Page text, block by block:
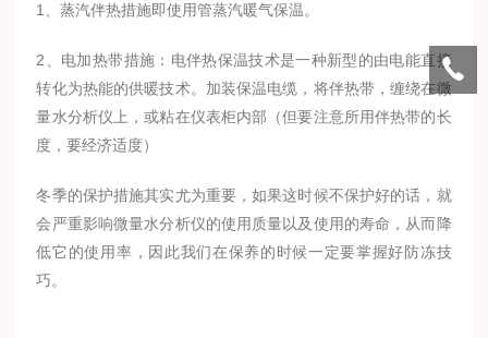
1、蒸汽伴热措施即使用管蒸汽暖气保温。
2、电加热带措施：电伴热保温技术是一种新型的由电能直接
转化为热能的供暖技术。加装保温电缆，将伴热带，缠绕在微
量水分析仪上，或粘在仪表柜内部（但要注意所用伴热带的长
度，要经济适度）
冬季的保护措施其实尤为重要，如果这时候不保护好的话，就
会严重影响微量水分析仪的使用质量以及使用的寿命，从而降
低它的使用率，因此我们在保养的时候一定要掌握好防冻技
巧。